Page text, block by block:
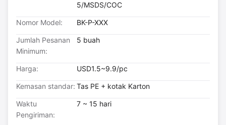
5/MSDS/COC
Nomor Model: BK-P-XXX
Jumlah Pesanan
Minimum:
5 buah
Harga: USD1.5~9.9/pc
Kemasan standar: Tas PE + kotak Karton
Waktu
Pengiriman:
7 ~ 15 hari